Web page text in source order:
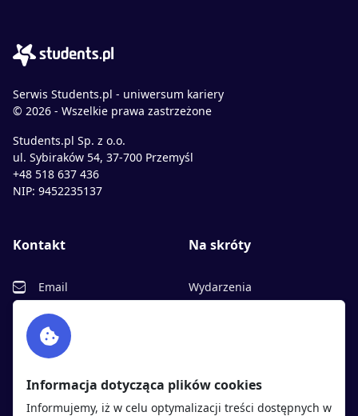
Serwis Students.pl - uniwersum kariery
© 2026 - Wszelkie prawa zastrzeżone
Students.pl Sp. z o.o.
ul. Sybiraków 54, 37-700 Przemyśl
+48 518 637 436
NIP: 9452235137
Kontakt
Email
Facebook
Twitter
Na skróty
Wydarzenia
Polityka cookies
Polityka prywatności
Informacja dotycząca plików cookies
Informujemy, iż w celu optymalizacji treści dostępnych w